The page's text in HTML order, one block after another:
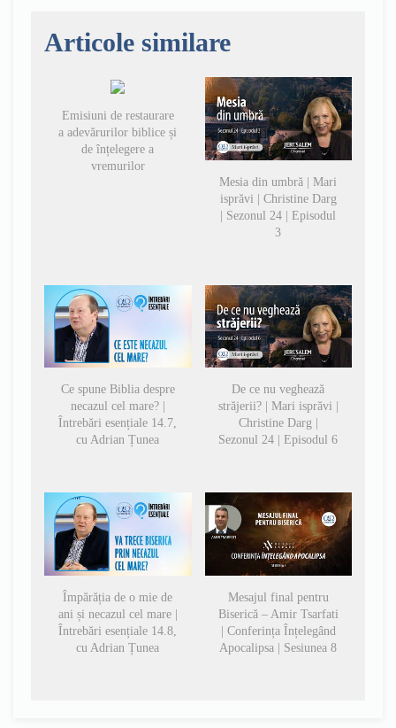
Articole similare
Emisiuni de restaurare
a adevărurilor biblice și
de înțelegere a
vremurilor
Mesia din umbră | Mari
isprăvi | Christine Darg
| Sezonul 24 | Episodul
3
Ce spune Biblia despre
necazul cel mare? |
Întrebări esențiale 14.7,
cu Adrian Țunea
De ce nu veghează
străjerii? | Mari isprăvi |
Christine Darg |
Sezonul 24 | Episodul 6
Împărăția de o mie de
ani și necazul cel mare |
Întrebări esențiale 14.8,
cu Adrian Țunea
Mesajul final pentru
Biserică – Amir Tsarfati
| Conferința Înțelegând
Apocalipsa | Sesiunea 8